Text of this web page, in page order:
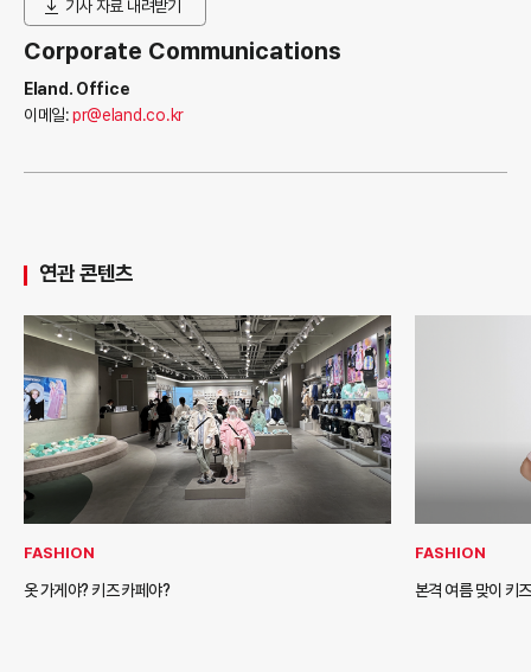
기사 자료 내려받기
Corporate Communications
Eland. Office
이메일:pr@eland.co.kr
연관 콘텐츠
FASHION
옷 가게야? 키즈 카페야?
FASHION
본격 여름 맞이 키